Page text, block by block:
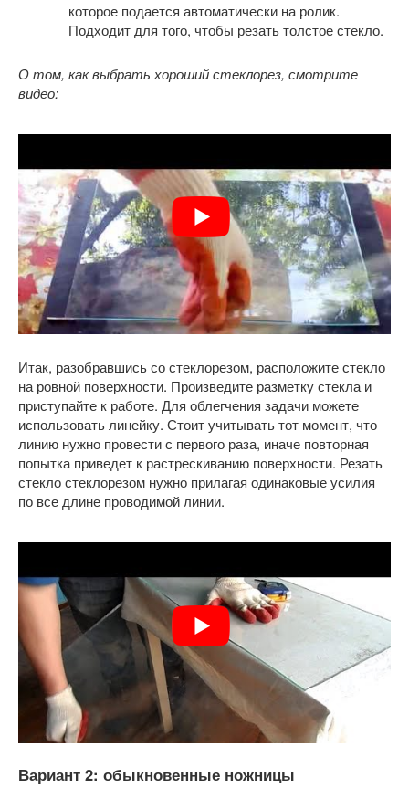
которое подается автоматически на ролик.
Подходит для того, чтобы резать толстое стекло.
О том, как выбрать хороший стеклорез, смотрите
видео:
Итак, разобравшись со стеклорезом, расположите стекло
на ровной поверхности. Произведите разметку стекла и
приступайте к работе. Для облегчения задачи можете
использовать линейку. Стоит учитывать тот момент, что
линию нужно провести с первого раза, иначе повторная
попытка приведет к растрескиванию поверхности. Резать
стекло стеклорезом нужно прилагая одинаковые усилия
по все длине проводимой линии.
Вариант 2: обыкновенные ножницы